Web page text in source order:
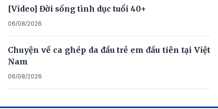
[Video] Đời sống tình dục tuổi 40+
06/08/2026
Chuyện về ca ghép da đầu trẻ em đầu tiên tại Việt
Nam
06/08/2026